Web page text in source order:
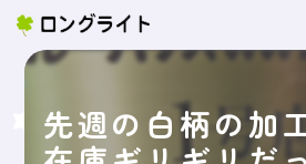
先週の白柄の加